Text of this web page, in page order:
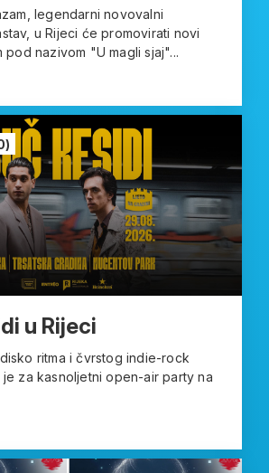
legendarni novovalni
u Rijeci će promovirati novi
pod nazivom "U magli sjaj"...
u Rijeci
ritma i čvrstog indie-rock
za kasnoljetni open-air party na